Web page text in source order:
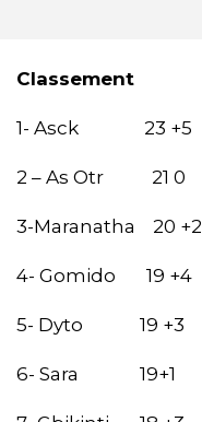
Classement
1- Asck 23 +5
2 – As Otr 21 0
3-Maranatha 20 +2
4- Gomido 19 +4
5- Dyto 19 +3
6- Sara 19+1